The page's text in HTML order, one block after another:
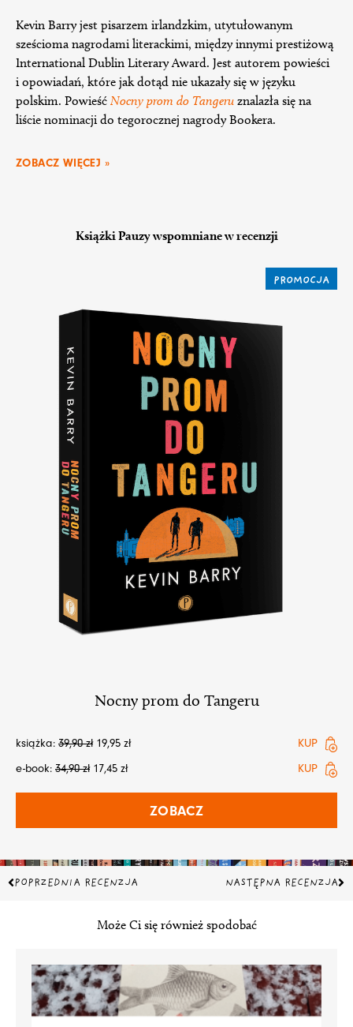
Kevin Barry jest pisarzem irlandzkim, utytułowanym
sześcioma nagrodami literackimi, między innymi prestiżową
International Dublin Literary Award. Jest autorem powieści
i opowiadań, które jak dotąd nie ukazały się w języku
polskim. Powieść Nocny prom do Tangeru znalazła się na
liście nominacji do tegorocznej nagrody Bookera.
ZOBACZ WIĘCEJ »
Książki Pauzy wspomniane w recenzji
PROMOCJA
Nocny prom do Tangeru
książka: 39,90zł 19,95 zł
KUP
e-book: 34,90zł 17,45 zł KUP
ZOBACZ
Prev
POPRZEDNIA RECENZJA NASTĘPNA RECENZJA
Może Ci się również spodobać